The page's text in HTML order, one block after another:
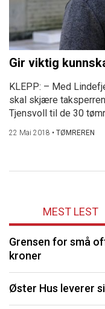
Gir viktig
KLEPP: – Med
skal skjære
Tjensvoll til de 30
22 Mai 2018 • TØMREREN
MEST LEST
Grensen for små
kroner
Øster Hus leverer